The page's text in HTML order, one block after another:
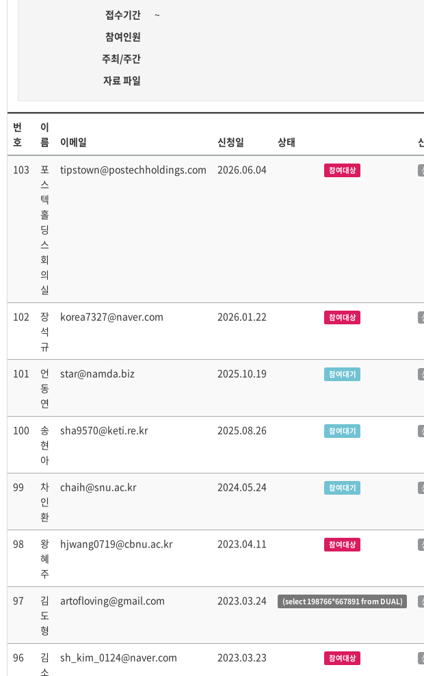
접수기간
~
참여인원
주최/주간
자료 파일
번
호
이
름
이메일 신청일 상태
103
포
스
텍
홀
딩
스
회
의
실
tipstown@postechholdings.com 2026.06.04 참여대상
102
장
석
규
korea7327@naver.com 2026.01.22 참여대상
101
언
동
연
star@namda.biz 2025.10.19 참여대기
100
송
현
아
sha9570@keti.re.kr 2025.08.26 참여대기
99
차
인
환
chaih@snu.ac.kr 2024.05.24 참여대기
98
왕
혜
주
hjwang0719@cbnu.ac.kr 2023.04.11 참여대상
97
김
도
형
artofloving@gmail.com 2023.03.24 (select 198766*667891 from DUAL)
96
김
소
sh_kim_0124@naver.com 2023.03.23 참여대상